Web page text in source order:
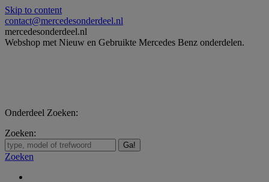
Skip to content
contact@mercedesonderdeel.nl
mercedesonderdeel.nl
Webshop met Nieuw en Gebruikte Mercedes Benz onderdelen.
Onderdeel Zoeken:
Zoeken:
Zoeken